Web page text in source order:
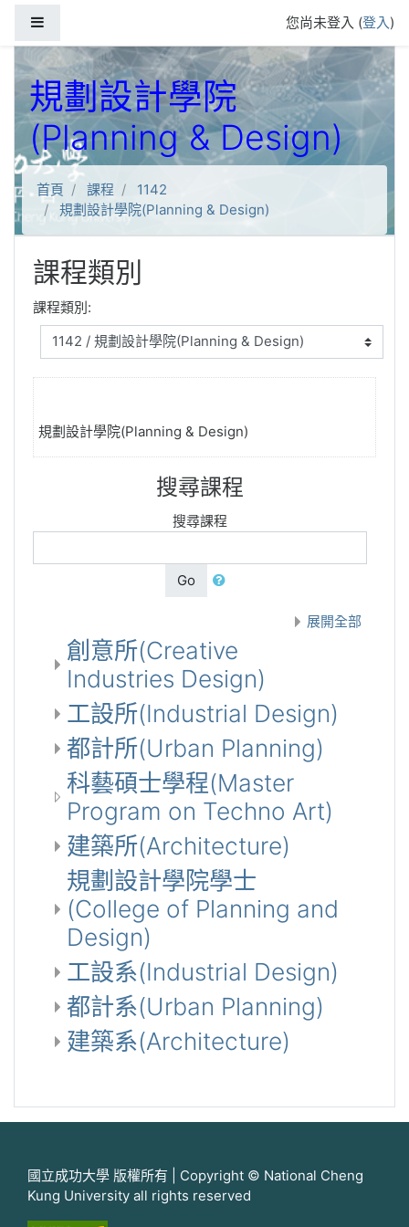
您尚未登入 (登入)
規劃設計學院
(Planning & Design)
首頁 課程
1142
規劃設計學院(Planning & Design)
課程類別
課程類別:
規劃設計學院(Planning & Design)
搜尋課程
搜尋課程
Go
展開全部
創意所(Creative
Industries Design)
工設所(Industrial Design)
都計所(Urban Planning)
科藝碩士學程(Master
Program on Techno Art)
建築所(Architecture)
規劃設計學院學士
(College of Planning and
Design)
工設系(Industrial Design)
都計系(Urban Planning)
建築系(Architecture)
國立成功大學 版權所有 | Copyright © National Cheng
Kung University all rights reserved